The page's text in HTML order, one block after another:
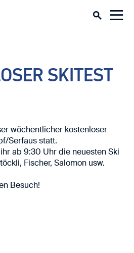
SKITEST
wöchentlicher kostenloser
Serfaus statt.
ab 9:30 Uhr die neuesten Ski
Fischer, Salomon usw.
Besuch!